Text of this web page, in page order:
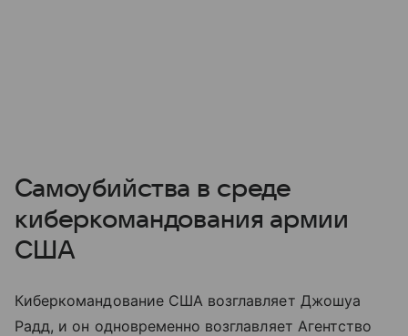
Самоубийства в среде
киберкомандования армии
США
Киберкомандование США возглавляет Джошуа
Радд, и он одновременно возглавляет Агентство